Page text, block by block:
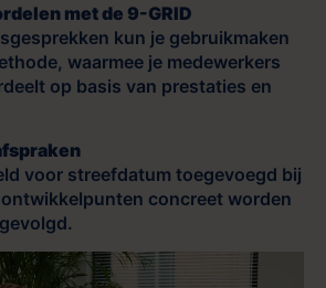
met de 9-GRID
kun je gebruikmaken
waarmee je medewerkers
op basis van prestaties en
voor streefdatum toegevoegd bij
concreet worden